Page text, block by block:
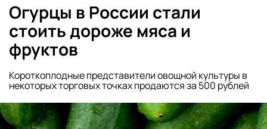
Огурцы в России стали
стоить дороже мяса и
фруктов
Короткоплодные представители овощной культуры в
некоторых торговых точках продаются за 500 рублей